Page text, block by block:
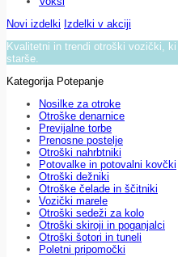
Novi izdelki Izdelki v akciji
Kvalitetni in trendi otroški vozički,
starše.
Kategorija Potepanje
Nosilke za otroke
Otroške denarnice
Previjalne torbe
Prenosne postelje
Otroški nahrbtniki
Potovalke in potovalni kovčki
Otroški dežniki
Otroške čelade in ščitniki
Vozički marele
Otroški sedeži za kolo
Otroški skiroji in poganjalci
Otroški šotori in tuneli
Poletni pripomočki